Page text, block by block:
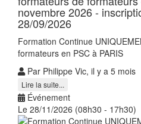
novembre 2026 -
28/09/2026
Formation Continue
formateurs en PSC à PARIS
Par Philippe Vic, il y a 5 mois
Lire la suite...
Événement
Le 28/11/2026 (08h30 - 17h30)